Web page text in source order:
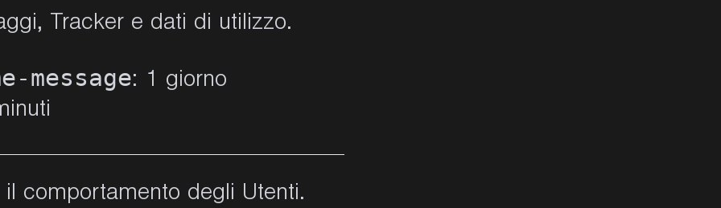
Tracker e dati di utilizzo.
message: 1 giorno
comportamento degli Utenti.